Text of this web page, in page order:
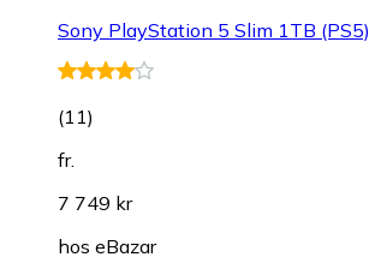
Sony PlayStation 5 Slim 1TB (PS5)
(11)
fr.
7 749 kr
hos eBazar